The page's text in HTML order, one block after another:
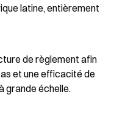
latine, entièrement
de règlement afin
et une efficacité de
grande échelle.